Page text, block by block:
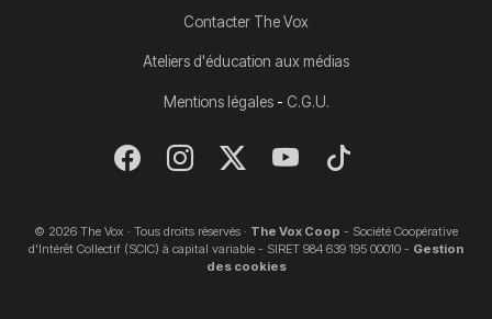
Contacter The Vox
Ateliers d'éducation aux médias
Mentions légales- C.G.U.
© 2026 The Vox · Tous droits réservés · The Vox Coop - Société Coopérative
d'Intérêt Collectif (SCIC) à capital variable - SIRET 984 639 195 00010 - Gestion
des cookies